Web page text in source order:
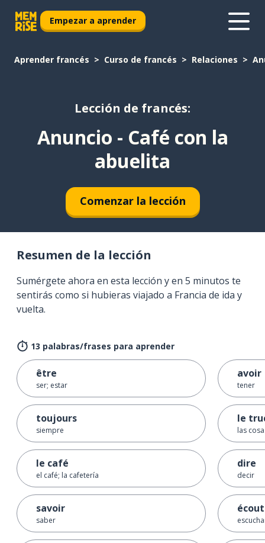
Empezar a aprender
Aprender francés Curso de francés Relaciones
Lección de francés:
Anuncio - Café con la
abuelita
Comenzar la lección
Resumen de la lección
Sumérgete ahora en esta lección y en 5 minutos te
sentirás como si hubieras viajado a Francia de ida y
vuelta.
13 palabras/frases para aprender
être
ser; estar
toujours
siempre
le café
el café; la cafetería
savoir
saber
avoir
tener
le
las
dire
decir